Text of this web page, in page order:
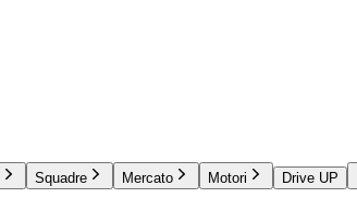
Squadre Mercato Motori Drive UP